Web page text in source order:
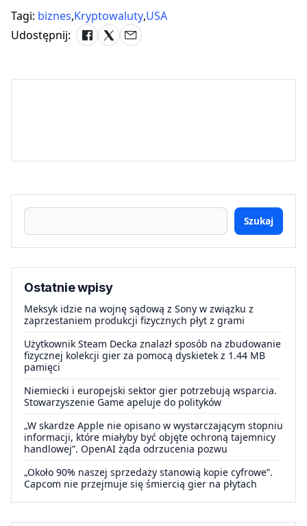
Tagi: biznes,Kryptowaluty,USA
Udostępnij:
Szukaj
Ostatnie wpisy
Meksyk idzie na wojnę sądową z Sony w związku z
zaprzestaniem produkcji fizycznych płyt z grami
Użytkownik Steam Decka znalazł sposób na zbudowanie
fizycznej kolekcji gier za pomocą dyskietek z 1.44 MB
pamięci
Niemiecki i europejski sektor gier potrzebują wsparcia.
Stowarzyszenie Game apeluje do polityków
„W skardze Apple nie opisano w wystarczającym stopniu
informacji, które miałyby być objęte ochroną tajemnicy
handlowej”. OpenAI żąda odrzucenia pozwu
„Około 90% naszej sprzedaży stanowią kopie cyfrowe”.
Capcom nie przejmuje się śmiercią gier na płytach